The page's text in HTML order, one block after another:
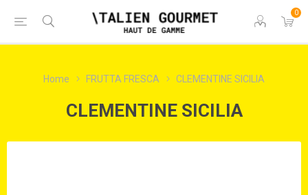
0
Home FRUTTA FRESCA CLEMENTINE SICILIA
CLEMENTINE SICILIA